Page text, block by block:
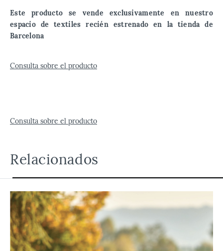
Este producto se vende exclusivamente en nuestro
espacio de textiles recién estrenado en la tienda de
Barcelona
Consulta sobre el producto
Consulta sobre el producto
Relacionados